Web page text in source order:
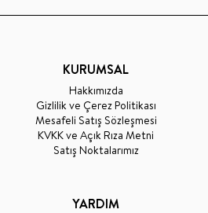
KURUMSAL
Hakkımızda
Gizlilik ve Çerez Politikası
Mesafeli Satış Sözleşmesi
KVKK ve Açık Rıza Metni
Satış Noktalarımız
YARDIM